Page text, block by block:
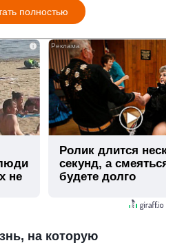
полностью
i
не
Ролик длится
секунд, а
будете долго
на которую